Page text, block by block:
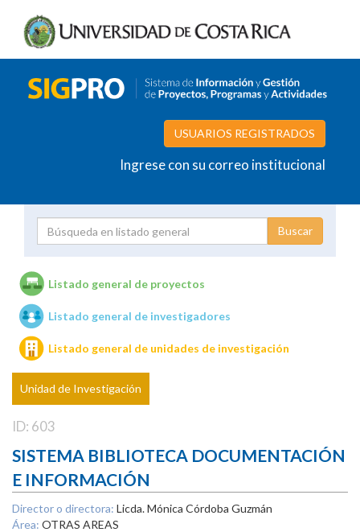
USUARIOS REGISTRADOS
Ingrese con su correo institucional
Unidades de investigación
Listado general de proyectos
Listado general de investigadores
Listado general de unidades de investigación
Unidad de Investigación
ID: 603
SISTEMA BIBLIOTECA DOCUMENTACIÓN
E INFORMACIÓN
Director o directora: Licda. Mónica Córdoba Guzmán
Área: OTRAS AREAS